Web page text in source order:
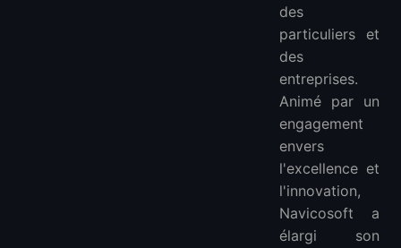
des
particuliers et
des
entreprises.
Animé par un
engagement
envers
l'excellence et
l'innovation,
Navicosoft a
élargi son